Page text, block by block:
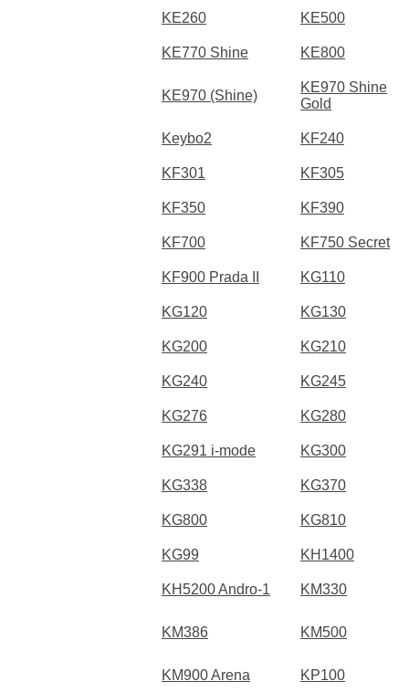
KE260 KE500
KE770 Shine KE800
KE970 (Shine)
KE970 Shine
Gold
Keybo2 KF240
KF301 KF305
KF350 KF390
KF700 KF750 Secret
KF900 Prada II KG110
KG120 KG130
KG200 KG210
KG240 KG245
KG276 KG280
KG291 i-mode KG300
KG338 KG370
KG800 KG810
KG99 KH1400
KH5200 Andro-1 KM330
KM386 KM500
KM900 Arena KP100